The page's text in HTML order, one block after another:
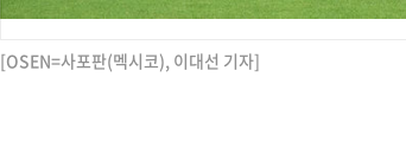
[OSEN=사포판(멕시코), 이대선 기자]